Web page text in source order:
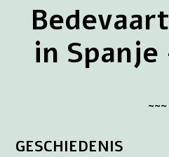
in
~~~
GESCHIEDENIS